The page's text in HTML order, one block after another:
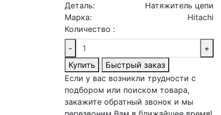
Деталь:
Натяжитель цепи
Марка:
Hitachi
Количество :
-
+
Купить
Быстрый заказ
Если у вас возникли трудности с
подбором или поиском товара,
закажите обратный звонок и мы